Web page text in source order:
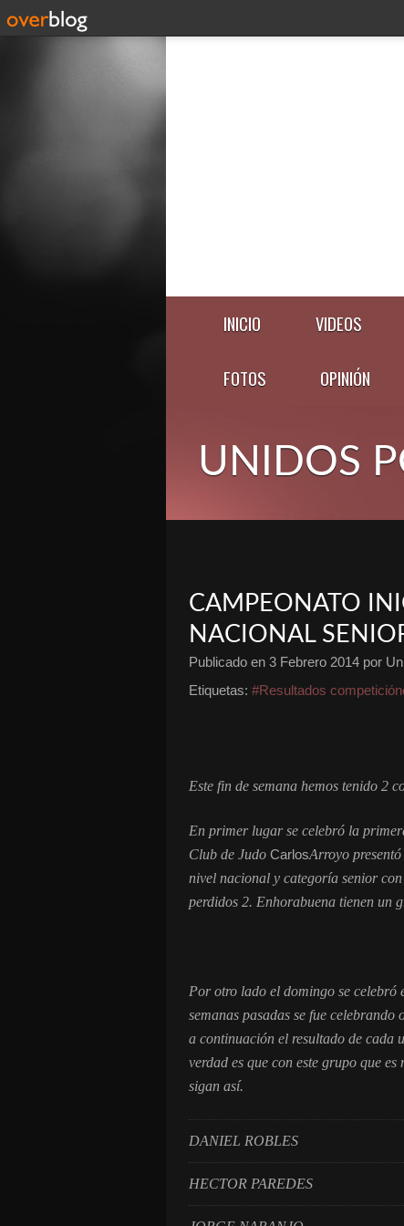
INICIO VIDEOS
FOTOS OPINIÓN
UNIDOS
CAMPEONATO
NACIONAL
Publicado en 3 Febrero 2014 por
Etiquetas: #Resultados
Este fin de semana hemos tenido 2
En primer lugar se celebró la
Club de Judo CarlosArroyo
nivel nacional y categoría senior
perdidos 2. Enhorabuena tienen un
Por otro lado el domingo se
semanas pasadas se fue
a continuación el resultado de cada
verdad es que con este grupo que
sigan así.
DANIEL ROBLES
HECTOR PAREDES